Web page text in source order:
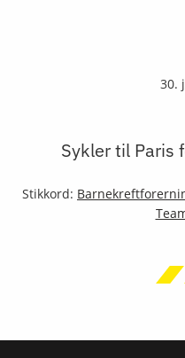
30.
Sykler til Paris
Stikkord: